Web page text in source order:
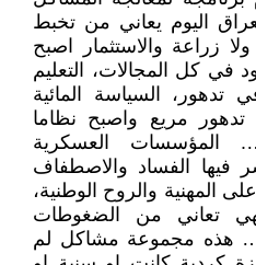
اليوم يعاني من تخبط
زراعة والاستثمار اصبح
في كل المجالات، التعليم
السياسة المائية
تدهور مريع واصبح نظاما
المؤسسات العسكرية
فيها الفساد والاصطفاف
المهنية والروح الوطنية،
تعاني من الضغوطات
هذه مجموعة مشاكل لم